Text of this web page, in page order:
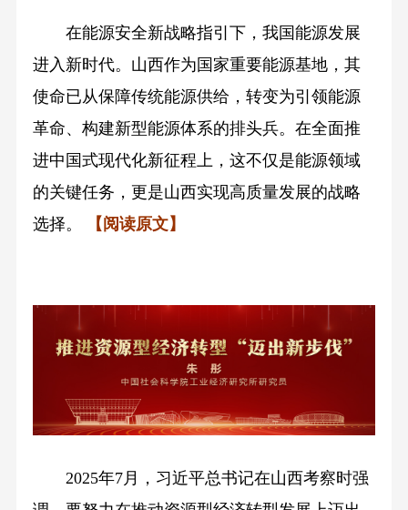
在能源安全新战略指引下，我国能源发展
进入新时代。山西作为国家重要能源基地，其
使命已从保障传统能源供给，转变为引领能源
革命、构建新型能源体系的排头兵。在全面推
进中国式现代化新征程上，这不仅是能源领域
的关键任务，更是山西实现高质量发展的战略
选择。
【阅读原文】
2025年7月，习近平总书记在山西考察时强